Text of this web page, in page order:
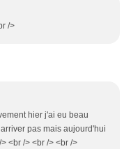
/>
hier j'ai eu beau
pas mais aujourd'hui
<br /> <br /> <br />